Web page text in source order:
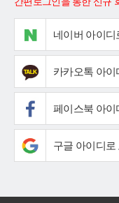
네이버 아이디
카카오톡 아이
페이스북 아이
구글 아이디로